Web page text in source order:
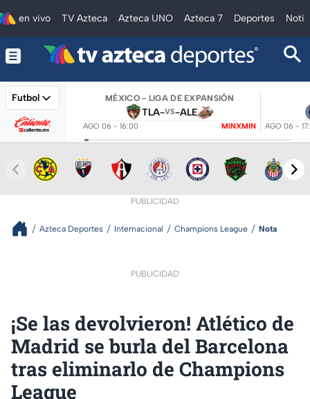
en vivo TV Azteca Azteca UNO Azteca 7 Deportes
Futbol MÉXICO - LIGA DE EXPANSIÓN
TLA-VS-ALE
AGO 06 - 16:00 MINXMIN AGO 06 -
PUBLICIDAD
Azteca Deportes Internacional Champions League Nota
PUBLICIDAD
¡Se las devolvieron! Atlético de
Madrid se burla del Barcelona
tras eliminarlo de Champions
League